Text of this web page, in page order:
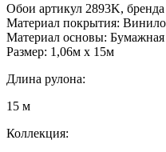
Обои артикул 2893K,
Материал покрытия:
Материал основы: Бумажная
Размер: 1,06м x 15м
Длина рулона:
15 м
Коллекция: